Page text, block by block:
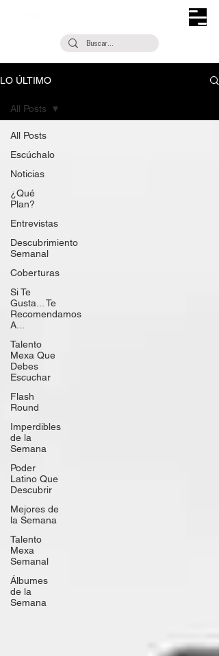
LO ÚLTIMO
All Posts
Escúchalo
Noticias
¿Qué
Plan?
Entrevistas
Descubrimiento
Semanal
Coberturas
Si Te
Gusta... Te
Recomendamos
A...
Talento
Mexa Que
Debes
Escuchar
Flash
Round
Imperdibles
de la
Semana
Poder
Latino Que
Descubrir
Mejores de
la Semana
Talento
Mexa
Semanal
Álbumes
de la
Semana
All Posts